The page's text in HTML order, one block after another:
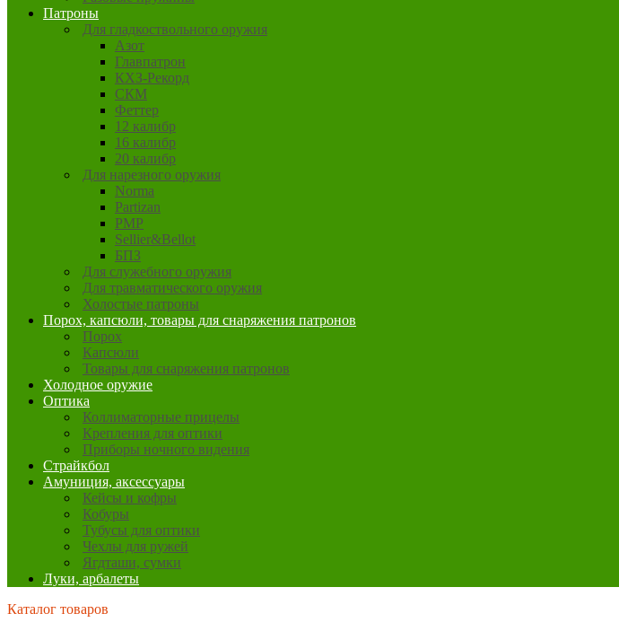
Патроны
Для гладкоствольного оружия
Азот
Главпатрон
КХЗ-Рекорд
СКМ
Феттер
12 калибр
16 калибр
20 калибр
Для нарезного оружия
Norma
Partizan
PMP
Sellier&Bellot
БПЗ
Для служебного оружия
Для травматического оружия
Холостые патроны
Порох, капсюли, товары для снаряжения патронов
Порох
Капсюли
Товары для снаряжения патронов
Холодное оружие
Оптика
Коллиматорные прицелы
Крепления для оптики
Приборы ночного видения
Страйкбол
Амуниция, аксессуары
Кейсы и кофры
Кобуры
Тубусы для оптики
Чехлы для ружей
Ягдташи, сумки
Луки, арбалеты
Каталог товаров